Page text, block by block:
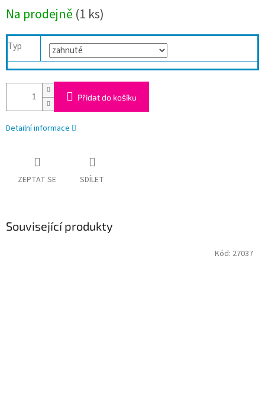
cena:
Na prodejně (1 ks)
Typ
Přidat do košíku
Detailní informace
ZEPTAT SE SDÍLET
Související produkty
Kód: 27037